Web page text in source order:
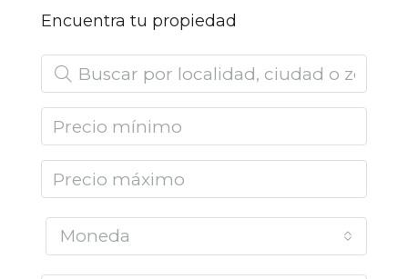
Encuentra tu propiedad
Moneda